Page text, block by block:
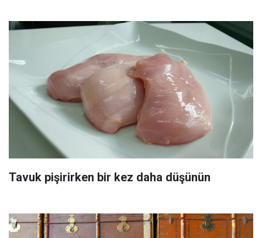
Tavuk pişirirken bir kez daha düşünün